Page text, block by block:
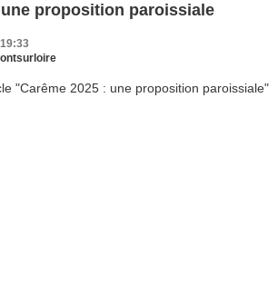
une proposition paroissiale